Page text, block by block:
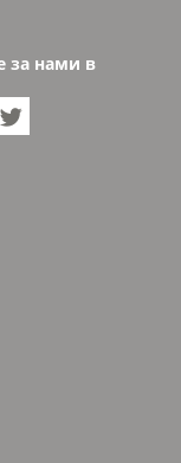
за нами в
